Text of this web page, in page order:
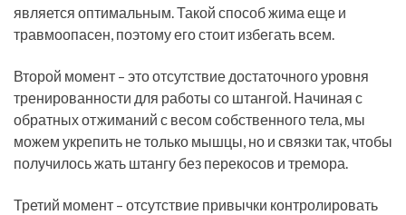
является оптимальным. Такой способ жима еще и
травмоопасен, поэтому его стоит избегать всем.
Второй момент – это отсутствие достаточного уровня
тренированности для работы со штангой. Начиная с
обратных отжиманий с весом собственного тела, мы
можем укрепить не только мышцы, но и связки так, чтобы
получилось жать штангу без перекосов и тремора.
Третий момент – отсутствие привычки контролировать